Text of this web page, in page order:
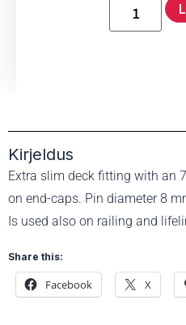
Kirjeldus
Extra slim deck fitting with an
on end-caps. Pin diameter 8
Is used also on railing and
Share this:
Facebook X